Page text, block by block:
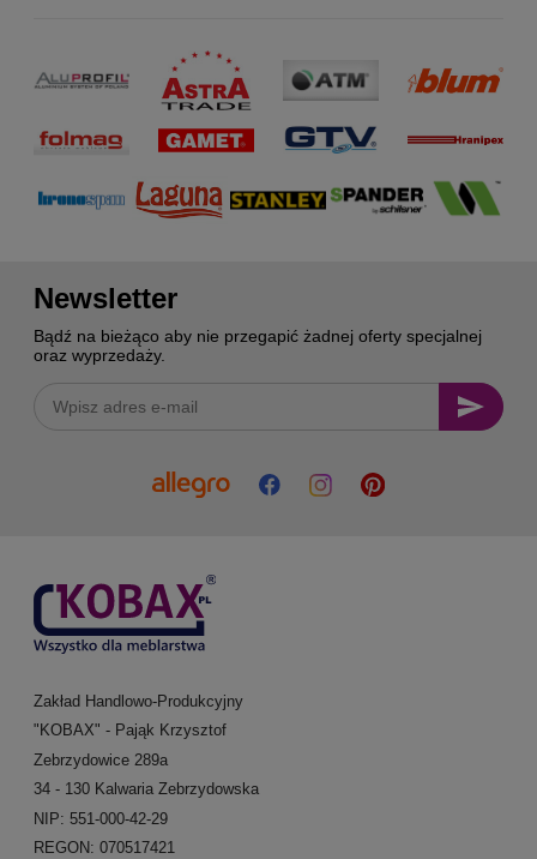
Newsletter
Bądź na bieżąco aby nie przegapić żadnej oferty specjalnej
oraz wyprzedaży.
Zakład Handlowo-Produkcyjny
"KOBAX" - Pająk Krzysztof
Zebrzydowice 289a
34 - 130 Kalwaria Zebrzydowska
NIP: 551-000-42-29
REGON: 070517421